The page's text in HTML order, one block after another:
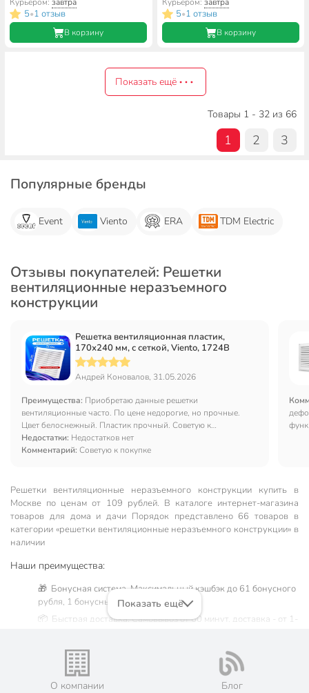
5•1 отзыв
В корзину
5•1 отзыв
В корзину
Показать ещё
Товары 1 - 32 из 66
1 2 3
Популярные бренды
Event Viento ERA TDM Electric
Отзывы покупателей: Решетки
вентиляционные неразъемного
конструкции
Решетка вентиляционная пластик,
170х240 мм, с сеткой, Viento, 1724В
Андрей Коновалов, 31.05.2026
Преимущества: Приобретаю данные решетки
вентиляционные часто. По цене недорогие, но прочные.
Цвет белоснежный. Пластик прочный. Советую к
приобретению.
Недостатки: Недостатков нет
Комментарий: Советую к покупке
Решетки вентиляционные неразъемного конструкции купить в
Москве по ценам от 109 рублей. В каталоге интернет-магазина
товаров для дома и дачи Порядок представлено 66 товаров в
категории «решетки вентиляционные неразъемного конструкции» в
наличии
Наши преимущества:
🎁 Бонусная система. Максимальный кэшбэк до 61 бонусного
рубля, 1 бонусный балл = 1 рубль.
📦 Быстрая доставка. Самовывоз от 60 минут, доставка - от 1-
🛒 Бесплатный самовывоз из магазинов города Москва.
Жители Московской области могут сделать заказ и оплатить
его онлайн на официальном сайте сети магазинов Порядок.
Показать ещё
О компании Блог